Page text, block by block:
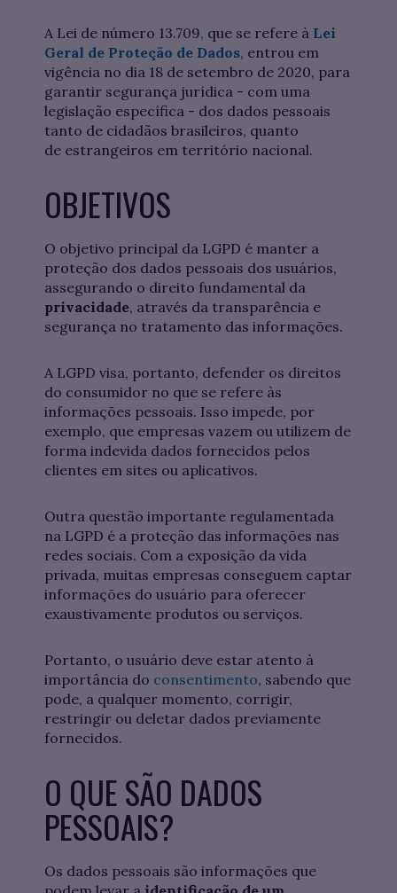
A Lei de número 13.709, que se refere à Lei
Geral de Proteção de Dados, entrou em
vigência no dia 18 de setembro de 2020, para
garantir segurança jurídica - com uma
legislação específica - dos dados pessoais
tanto de cidadãos brasileiros, quanto
de estrangeiros em território nacional.
OBJETIVOS
O objetivo principal da LGPD é manter a
proteção dos dados pessoais dos usuários,
assegurando o direito fundamental da
privacidade, através da transparência e
segurança no tratamento das informações.
A LGPD visa, portanto, defender os direitos
do consumidor no que se refere às
informações pessoais. Isso impede, por
exemplo, que empresas vazem ou utilizem de
forma indevida dados fornecidos pelos
clientes em sites ou aplicativos.
Outra questão importante regulamentada
na LGPD é a proteção das informações nas
redes sociais. Com a exposição da vida
privada, muitas empresas conseguem captar
informações do usuário para oferecer
exaustivamente produtos ou serviços.
Portanto, o usuário deve estar atento à
importância do consentimento, sabendo que
pode, a qualquer momento, corrigir,
restringir ou deletar dados previamente
fornecidos.
O QUE SÃO DADOS
PESSOAIS?
Os dados pessoais são informações que